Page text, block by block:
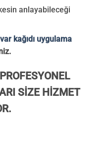
anlayabileceği
kağıdı uygulama
SİZE HİZMET